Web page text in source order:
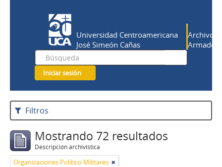
Universidad Centroamericana
José Simeón Cañas
Archivo
Armado
Iniciar sesión
Filtros
Mostrando 72 resultados
Descripción archivística
Organizaciones Político Militares